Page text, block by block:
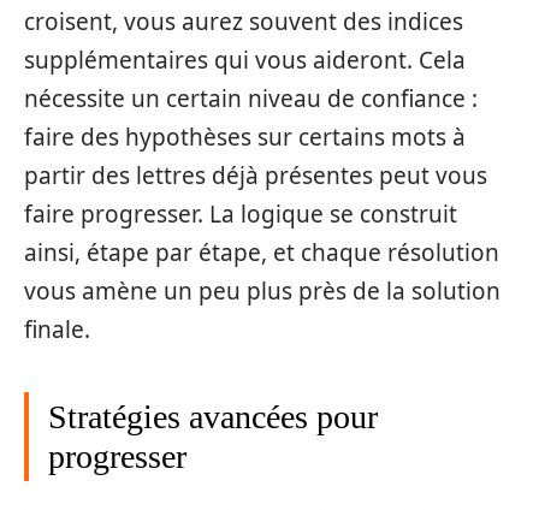
croisent, vous aurez souvent des indices
supplémentaires qui vous aideront. Cela
nécessite un certain niveau de confiance :
faire des hypothèses sur certains mots à
partir des lettres déjà présentes peut vous
faire progresser. La logique se construit
ainsi, étape par étape, et chaque résolution
vous amène un peu plus près de la solution
finale.
Stratégies avancées pour
progresser